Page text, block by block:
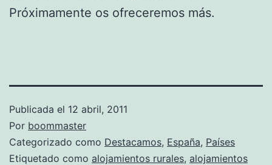
Próximamente os ofreceremos más.
Publicada el 12 abril, 2011
Por boommaster
Categorizado como Destacamos, España, Países
Etiquetado como alojamientos rurales, alojamientos